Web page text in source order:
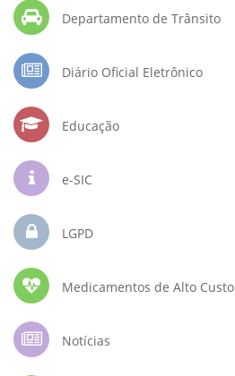
Departamento de Trânsito
Diário Oficial Eletrônico
Educação
e-SIC
LGPD
Medicamentos de Alto Custo
Notícias